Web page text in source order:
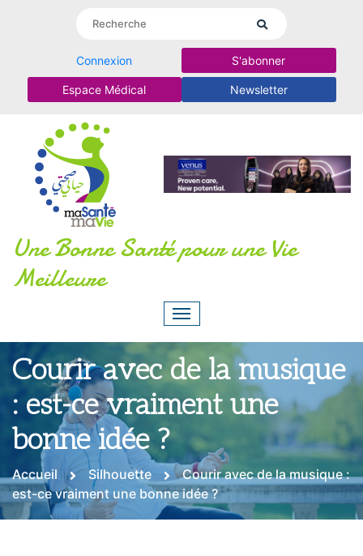
Connexion S'abonner
Espace Médical Newsletter
Une Bonne Santé pour une Vie
Meilleure
Courir avec de la musique
: est-ce vraiment une
bonne idée ?
Accueil Silhouette
Courir avec de la musique :
est-ce vraiment une bonne idée ?